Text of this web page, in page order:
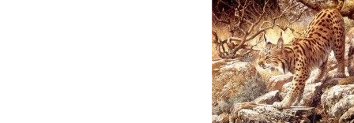
Brenders, Карл